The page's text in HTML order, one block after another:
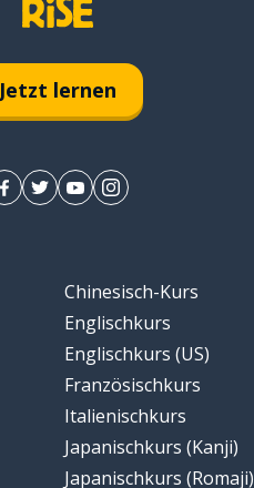
Jetzt lernen
Chinesisch-Kurs
Englischkurs
Englischkurs (US)
Französischkurs
Italienischkurs
Japanischkurs (Kanji)
Japanischkurs (Romaji)